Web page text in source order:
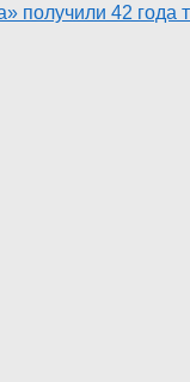
получили 42 года